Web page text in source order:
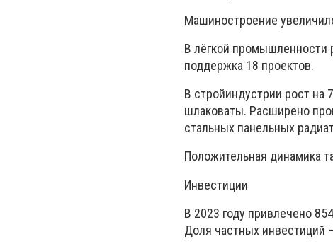
Машиностроение
В лёгкой промышленности
поддержка 18 проектов.
В стройиндустрии рост на
шлаковаты. Расширено
стальных панельных
Положительная динамика
Инвестиции
В 2023 году привлечено
Доля частных инвестиций